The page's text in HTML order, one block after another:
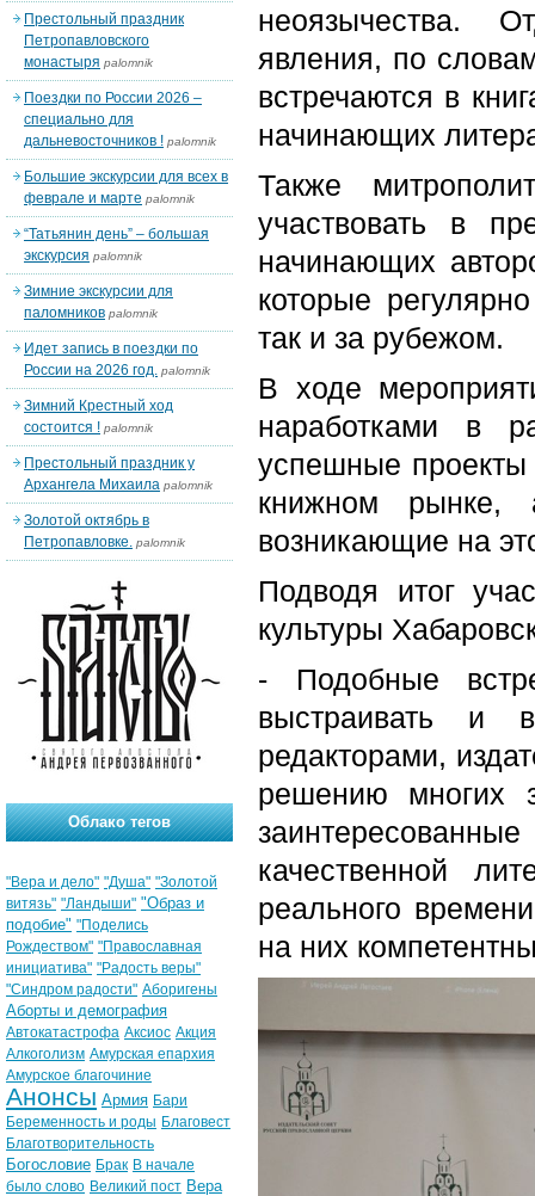
неоязычества.
явления, по
встречаются в
начинающих
Также
участвовать в
начинающих
которые
так и за рубежом.
В ходе
наработками в
успешные
книжном рынке,
возникающие на
Подводя итог
культуры
- Подобные
выстраивать и
редакторами,
решению многих
качественной
реального
на них
Престольный праздник
Петропавловского
монастыря palomnik
Поездки по России 2026 –
специально для
дальневосточников ! palomnik
Большие экскурсии для всех в
феврале и марте palomnik
“Татьянин день” – большая
экскурсия palomnik
Зимние экскурсии для
паломников palomnik
Идет запись в поездки по
России на 2026 год. palomnik
Зимний Крестный ход
состоится ! palomnik
Престольный праздник у
Архангела Михаила palomnik
Золотой октябрь в
Петропавловке. palomnik
Облако тегов
"Вера и дело" "Душа" "Золотой
витязь" "Ландыши" "Образ и
подобие" "Поделись
Рождеством" "Православная
инициатива" "Радость веры"
"Синдром радости" Аборигены
Аборты и демография
Автокатастрофа Аксиос Акция
Алкоголизм Амурская епархия
Амурское благочиние
Анонсы Армия Бари
Беременность и роды Благовест
Благотворительность
Богословие Брак В начале
было слово Великий пост Вера